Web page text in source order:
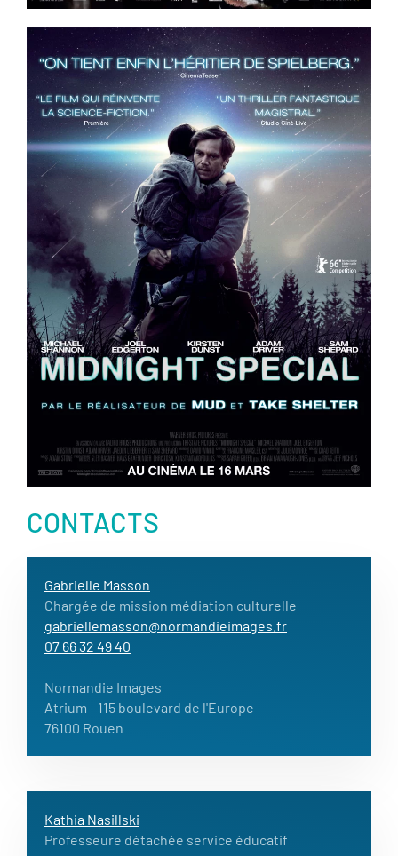
ème
Voir la fiche film
CONTACTS
Gabrielle Masson
Chargée de mission médiation culturelle
gabriellemasson@normandieimages.fr
07 66 32 49 40
Normandie Images
Atrium - 115 boulevard de l'Europe
76100 Rouen
Kathia Nasillski
Professeure détachée service éducatif